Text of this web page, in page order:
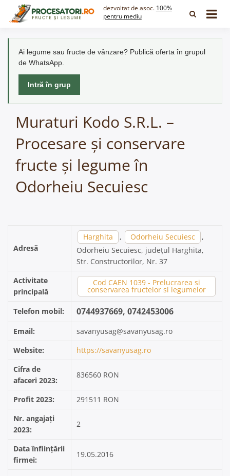
dezvoltat de asoc. 100%
pentru mediu
Ai legume sau fructe de vânzare? Publică oferta în grupul
de WhatsApp.
Intră în grup
Muraturi Kodo S.R.L. –
Procesare și conservare
fructe și legume în
Odorheiu Secuiesc
Adresă
Harghita , Odorheiu Secuiesc
,
Odorheiu Secuiesc, județul Harghita,
Str. Constructorilor, Nr. 37
Activitate
principală
Cod CAEN 1039 - Prelucrarea si
conservarea fructelor si legumelor
Telefon mobil: 0744937669, 0742453006
Email:
savanyusag@savanyusag.ro
Website:
https://savanyusag.ro
Cifra de
afaceri 2023:
836560 RON
Profit 2023:
291511 RON
Nr. angajați
2023:
2
Data înființării
firmei:
19.05.2016